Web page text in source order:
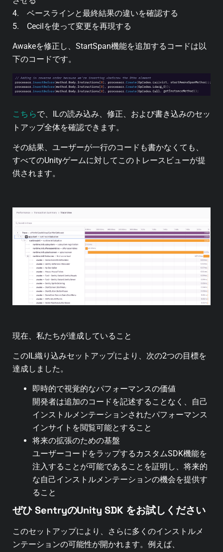
4. ベースラインと最終結果の違いを確認する
5. Cecilを使って変更を再現する
Awakeを修正し、 StartSpan機能を追加するコードは以
下のコードです。
こちらで、ILの読み込み、修正、および書き込みのセッ
トアップ全体を確認できます。
その結果、ユーザーが一行のコードも書かなくても、
すべてのUnityゲームに対してこのトレースビューが提
供されます。
現在、私たちが達成していること
このIL織り込みセットアップにより、次の2つの目標を
達成しました。
即時的で視覚的なパフォーマンスの価値
開発者は追加のコードを記述することなく、自己
インストルメンテーションされたパフォーマンス
インサイトを閲覧可能とすること
将来の拡張のための基盤
ユーザーコードをラップするカスタムSDK機能を
注入することが可能であることを証明し、将来的
な自己インストルメンテーションの機会を提供す
ること
ぜひ SentryのUnity SDK をお試しください
このセットアップにより、さらに多くのインストルメ
ンテーションの可能性が開かれます。例えば、